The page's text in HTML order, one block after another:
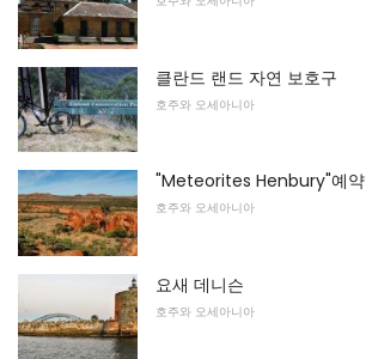
클란드 랜드 자연 보호구
호주와 오세아니아
"Meteorites Henbury"예약
호주와 오세아니아
요새 데니슨
호주와 오세아니아